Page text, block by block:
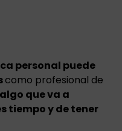
personal puede
como profesional de
que va a
tiempo y de tener